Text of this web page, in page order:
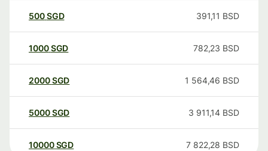
500SGD 391,11 BSD
1000SGD 782,23 BSD
2000SGD 1 564,46 BSD
5000SGD 3 911,14 BSD
10000 SGD 7 822,28 BSD